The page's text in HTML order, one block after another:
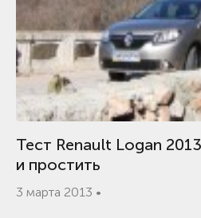
Тест Renault Logan
и простить
3 марта 2013 •